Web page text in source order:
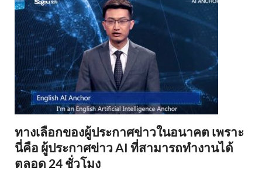
ทางเลือกของผู้ประกาศข่าวในอนาคต เพราะ
นี่คือ ผู้ประกาศข่าว AI ที่สามารถทำงานได้
ตลอด 24 ชั่วโมง